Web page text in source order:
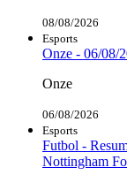
08/08/2026
Esports
Onze - 06/08/
Onze
06/08/2026
Esports
Futbol -
Nottingham